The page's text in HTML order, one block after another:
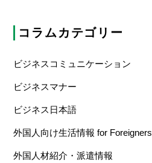
コラムカテゴリー
ビジネスコミュニケーション
ビジネスマナー
ビジネス日本語
外国人向け生活情報 for Foreigners
外国人材紹介・派遣情報